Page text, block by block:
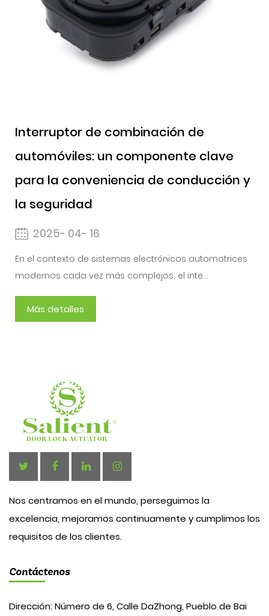
Interruptor de combinación de
automóviles: un componente clave
para la conveniencia de conducción y
la seguridad
2025- 04- 16
En el contexto de sistemas electrónicos automotrices
modernos cada vez más complejos, el inte...
Más detalles
Nos centramos en el mundo, perseguimos la
excelencia, mejoramos continuamente y cumplimos los
requisitos de los clientes.
Contáctenos
Dirección: Número de 6, Calle DaZhong, Pueblo de Bai